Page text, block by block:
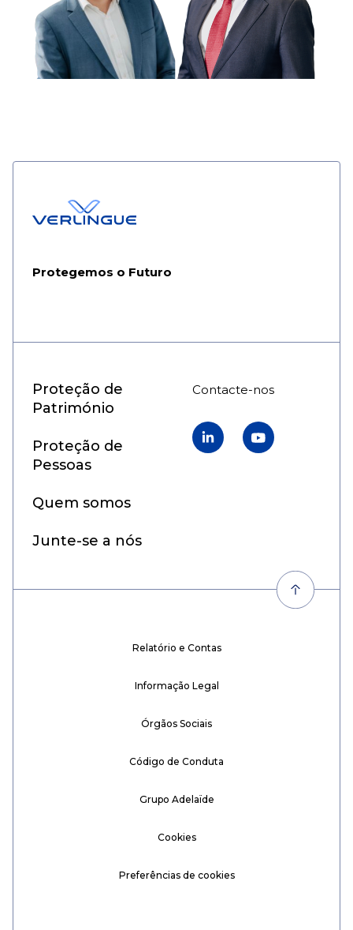
Protegemos o Futuro
Proteção de
Património
Proteção de
Pessoas
Quem somos
Junte-se a nós
Contacte-nos
Linkedin YouTube
Relatório e Contas
Informação Legal
Órgãos Sociais
Código de Conduta
Grupo Adelaïde
Cookies
Preferências de cookies